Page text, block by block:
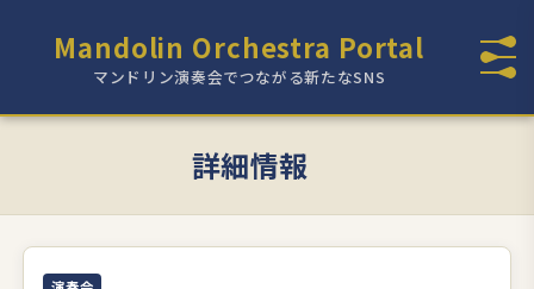
Mandolin Orchestra Portal
マンドリン演奏会でつながる新たなSNS
詳細情報